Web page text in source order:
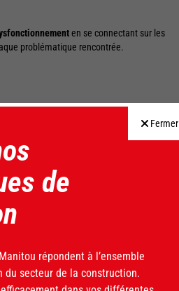
en se connectant sur les
problématique rencontrée.
solution digitale, vous gagnez en
Fermer
de
répondent à l’ensemble
du secteur de la construction.